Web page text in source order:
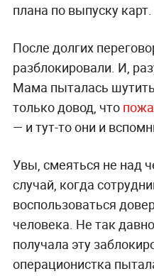
плана по выпуску карт.
После долгих
разблокировали. И,
Мама пыталась
только довод, что
— и тут-то они и
Увы, смеяться не над
случай, когда
воспользоваться
человека. Не так
получала эту
операционистка